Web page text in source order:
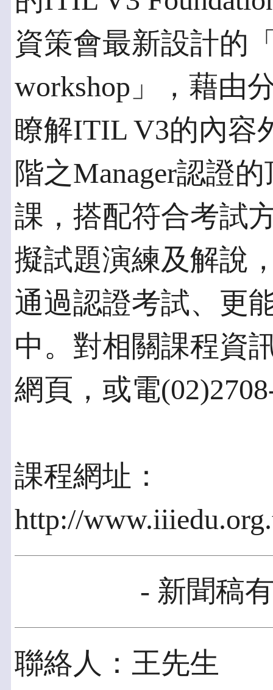
資策會最新設計的
workshop」，藉由
瞭解ITIL V3的內容
階之Manager認證
課，搭配符合考試
擬試題演練及解說
通過認證考試、更
中。對相關課程資
網頁，或電
課程網址：
http://
- 新聞稿
聯絡人：王先生